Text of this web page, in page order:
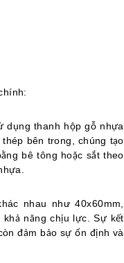
dụng thanh hộp gỗ nhựa
bên trong, chúng tạo
bê tông hoặc sắt theo
nhau như 40x60mm,
năng chịu lực. Sự kết
đảm bảo sự ổn định và